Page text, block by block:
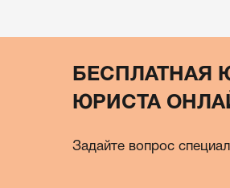
БЕСПЛАТНАЯ
ЮРИСТА
Задайте вопрос